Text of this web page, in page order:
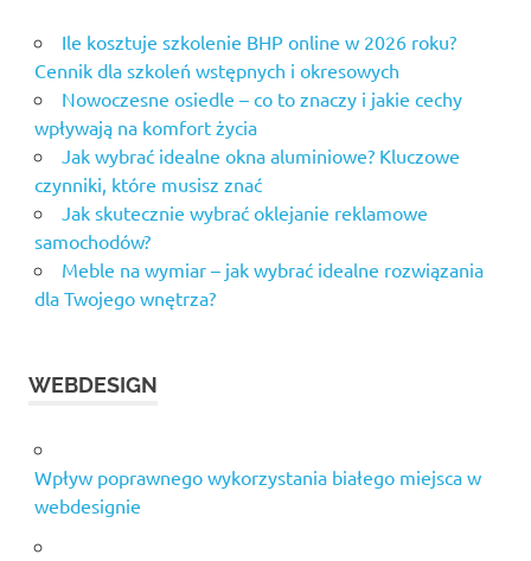
Ile kosztuje szkolenie BHP online w 2026 roku?
Cennik dla szkoleń wstępnych i okresowych
Nowoczesne osiedle – co to znaczy i jakie cechy
wpływają na komfort życia
Jak wybrać idealne okna aluminiowe? Kluczowe
czynniki, które musisz znać
Jak skutecznie wybrać oklejanie reklamowe
samochodów?
Meble na wymiar – jak wybrać idealne rozwiązania
dla Twojego wnętrza?
WEBDESIGN
Wpływ poprawnego wykorzystania białego miejsca w
webdesignie